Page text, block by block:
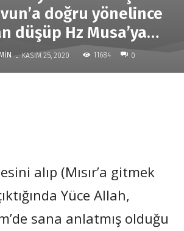
doğru yönelince
düşüp Hz Musa’ya…
- KASIM 25, 2020 11684 0
alıp (Mısır’a gitmek
Yüce Allah,
sana anlatmış olduğu